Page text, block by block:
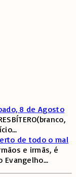
8 de Agosto
...
de todo o mal
e irmãs, é
Evangelho...